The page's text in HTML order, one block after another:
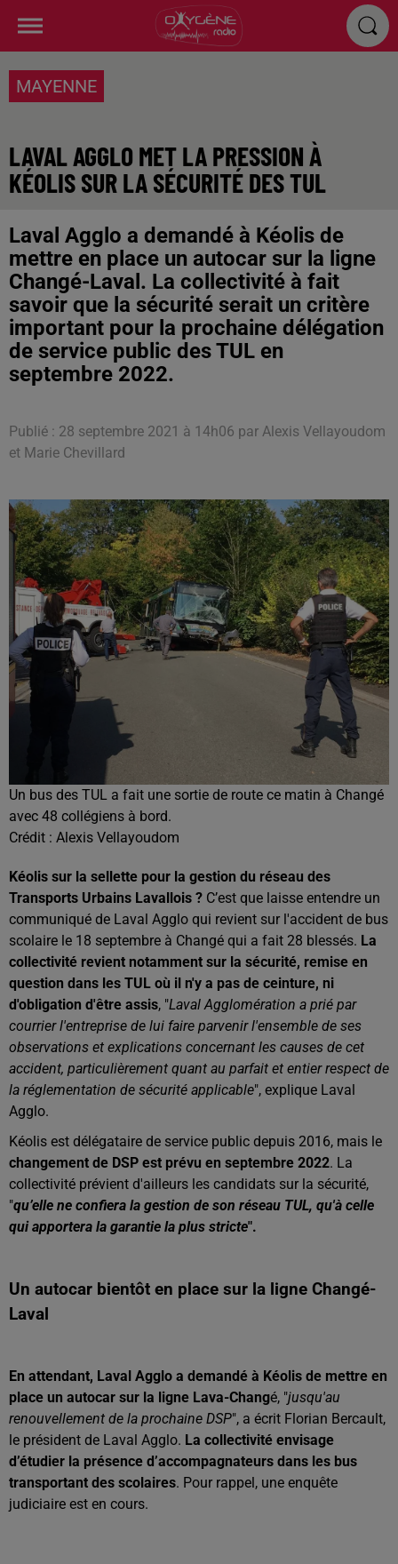
MAYENNE
LAVAL AGGLO MET LA PRESSION À
KÉOLIS SUR LA SÉCURITÉ DES TUL
Laval Agglo a demandé à Kéolis de
mettre en place un autocar sur la ligne
Changé-Laval. La collectivité à fait
savoir que la sécurité serait un critère
important pour la prochaine délégation
de service public des TUL en
septembre 2022.
Publié : 28 septembre 2021 à 14h06 par Alexis Vellayoudom
et Marie Chevillard
Un bus des TUL a fait une sortie de route ce matin à Changé
avec 48 collégiens à bord.
Crédit : Alexis Vellayoudom
Kéolis sur la sellette pour la gestion du réseau des
Transports Urbains Lavallois ? C’est que laisse entendre un
communiqué de Laval Agglo qui revient sur l'accident de bus
scolaire le 18 septembre à Changé qui a fait 28 blessés. La
collectivité revient notamment sur la sécurité, remise en
question dans les TUL où il n'y a pas de ceinture, ni
d'obligation d'être assis, "Laval Agglomération a prié par
courrier l'entreprise de lui faire parvenir l'ensemble de ses
observations et explications concernant les causes de cet
accident, particulièrement quant au parfait et entier respect de
la réglementation de sécurité applicable", explique Laval
Agglo.
Kéolis est délégataire de service public depuis 2016, mais le
changement de DSP est prévu en septembre 2022. La
collectivité prévient d'ailleurs les candidats sur la sécurité,
"qu’elle ne confiera la gestion de son réseau TUL, qu'à celle
qui apportera la garantie la plus stricte".
Un autocar bientôt en place sur la ligne Changé-
Laval
En attendant, Laval Agglo a demandé à Kéolis de mettre en
place un autocar sur la ligne Lava-Changé, "jusqu'au
renouvellement de la prochaine DSP", a écrit Florian Bercault,
le président de Laval Agglo. La collectivité envisage
d’étudier la présence d’accompagnateurs dans les bus
transportant des scolaires. Pour rappel, une enquête
judiciaire est en cours.